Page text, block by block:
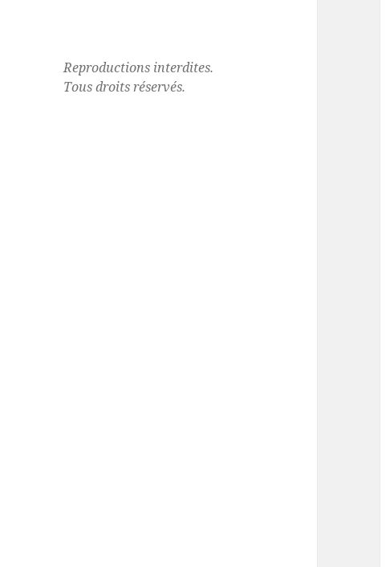
Reproductions interdites.
Tous droits réservés.